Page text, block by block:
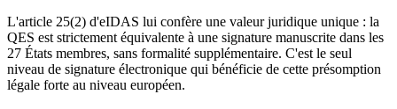
L'article 25(2) d'eIDAS lui confère une valeur juridique unique : la
QES est strictement équivalente à une signature manuscrite dans les
27 États membres, sans formalité supplémentaire. C'est le seul
niveau de signature électronique qui bénéficie de cette présomption
légale forte au niveau européen.